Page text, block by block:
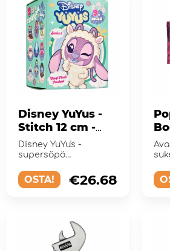
Disney YuYus -
Stitch 12 cm -
Series 2
Disney YuYu's -
supersöpö
Stitch!
OSTA! €26.68